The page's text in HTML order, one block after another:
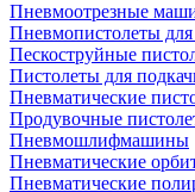
Пневмоотрезные
Пневмопистолеты для
Пескоструйные
Пистолеты для
Пневматические
Продувочные
Пневмошлифмашины
Пневматические
Пневматические